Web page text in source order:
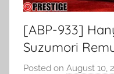
[ABP-933]
Suzumori
Posted on August 10,